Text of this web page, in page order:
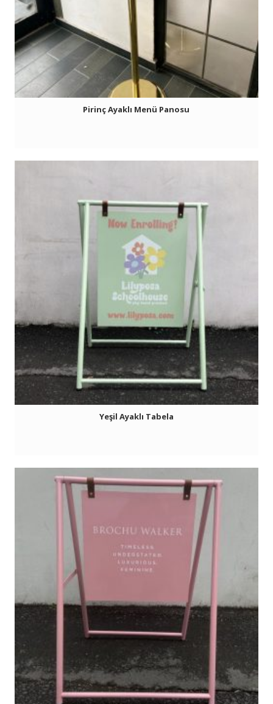
Pirinç Ayaklı Menü Panosu
Yeşil Ayaklı Tabela